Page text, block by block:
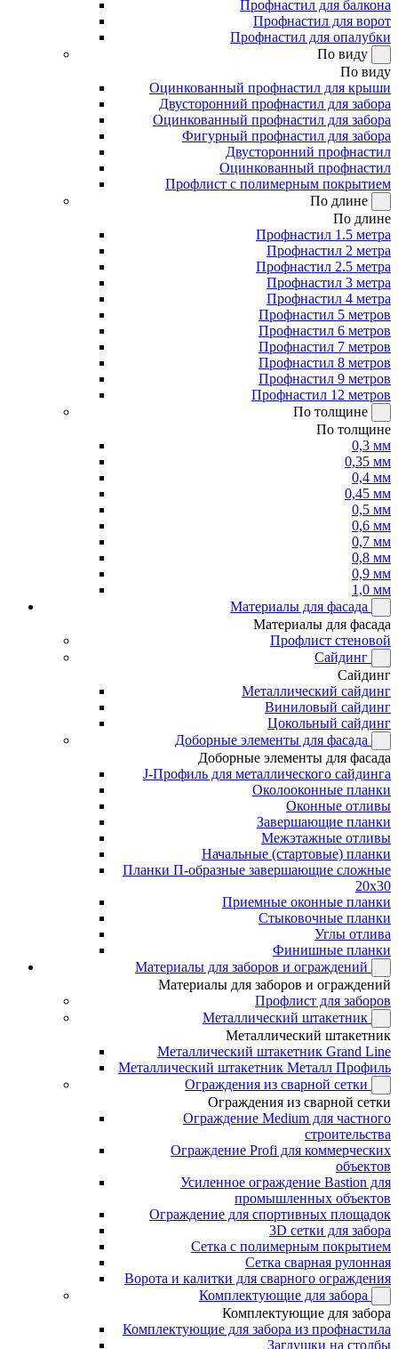
Профнастил для балкона
Профнастил для ворот
Профнастил для опалубки
По виду
По виду
Оцинкованный профнастил для крыши
Двусторонний профнастил для забора
Оцинкованный профнастил для забора
Фигурный профнастил для забора
Двусторонний профнастил
Оцинкованный профнастил
Профлист с полимерным покрытием
По длине
По длине
Профнастил 1.5 метра
Профнастил 2 метра
Профнастил 2.5 метра
Профнастил 3 метра
Профнастил 4 метра
Профнастил 5 метров
Профнастил 6 метров
Профнастил 7 метров
Профнастил 8 метров
Профнастил 9 метров
Профнастил 12 метров
По толщине
По толщине
0,3 мм
0,35 мм
0,4 мм
0,45 мм
0,5 мм
0,6 мм
0,7 мм
0,8 мм
0,9 мм
1,0 мм
Материалы для фасада
Материалы для фасада
Профлист стеновой
Сайдинг
Сайдинг
Металлический сайдинг
Виниловый сайдинг
Цокольный сайдинг
Доборные элементы для фасада
Доборные элементы для фасада
J-Профиль для металлического сайдинга
Околооконные планки
Оконные отливы
Завершающие планки
Межэтажные отливы
Начальные (стартовые) планки
Планки П-образные завершающие сложные
20x30
Приемные оконные планки
Стыковочные планки
Углы отлива
Финишные планки
Материалы для заборов и ограждений
Материалы для заборов и ограждений
Профлист для заборов
Металлический штакетник
Металлический штакетник
Металлический штакетник Grand Line
Металлический штакетник Металл Профиль
Ограждения из сварной сетки
Ограждения из сварной сетки
Ограждение Medium для частного
строительства
Ограждение Profi для коммерческих
объектов
Усиленное ограждение Bastion для
промышленных объектов
Ограждение для спортивных площадок
3D сетки для забора
Сетка с полимерным покрытием
Сетка сварная рулонная
Ворота и калитки для сварного ограждения
Комплектующие для забора
Комплектующие для забора
Комплектующие для забора из профнастила
Заглушки на столбы